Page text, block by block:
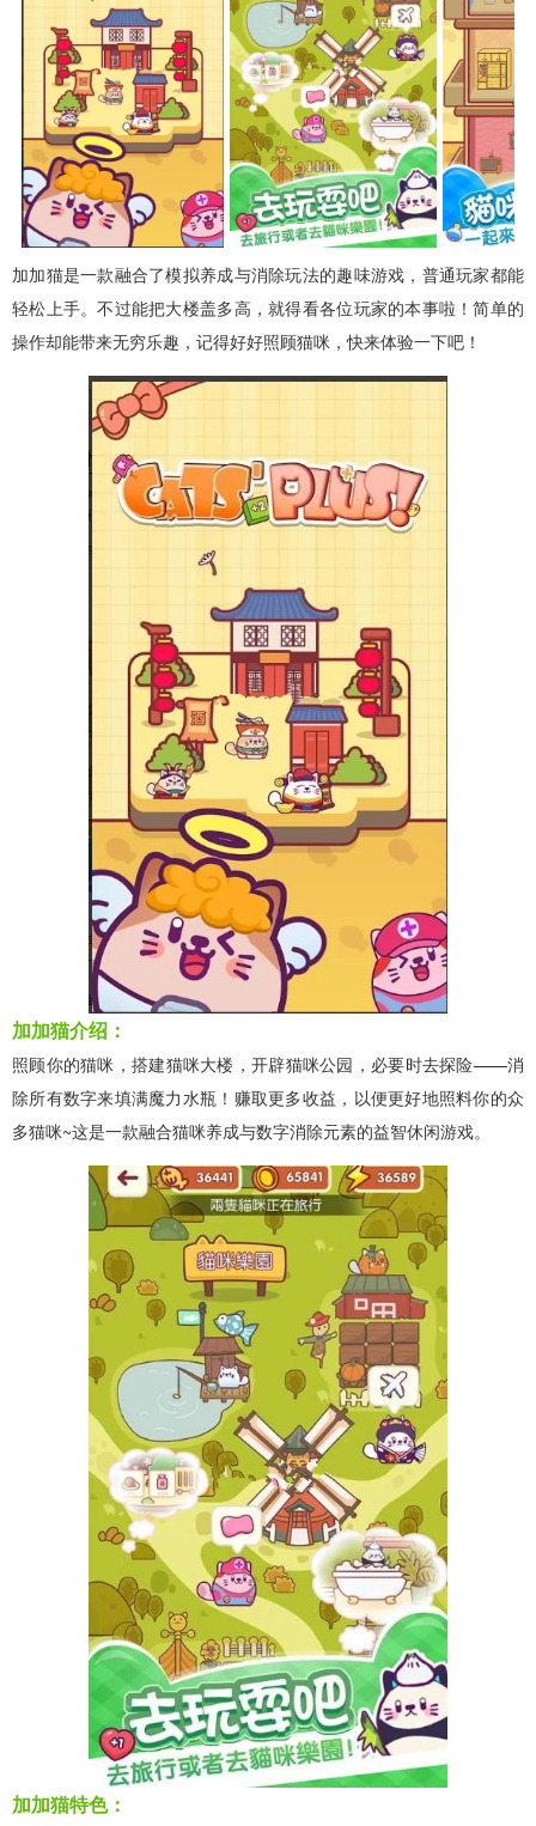
加加猫是一款融合了模拟养成与消除玩法的趣味游戏，普通玩家都能
轻松上手。不过能把大楼盖多高，就得看各位玩家的本事啦！简单的
操作却能带来无穷乐趣，记得好好照顾猫咪，快来体验一下吧！
加加猫介绍：
照顾你的猫咪，搭建猫咪大楼，开辟猫咪公园，必要时去探险——消
除所有数字来填满魔力水瓶！赚取更多收益，以便更好地照料你的众
多猫咪~这是一款融合猫咪养成与数字消除元素的益智休闲游戏。
加加猫特色：